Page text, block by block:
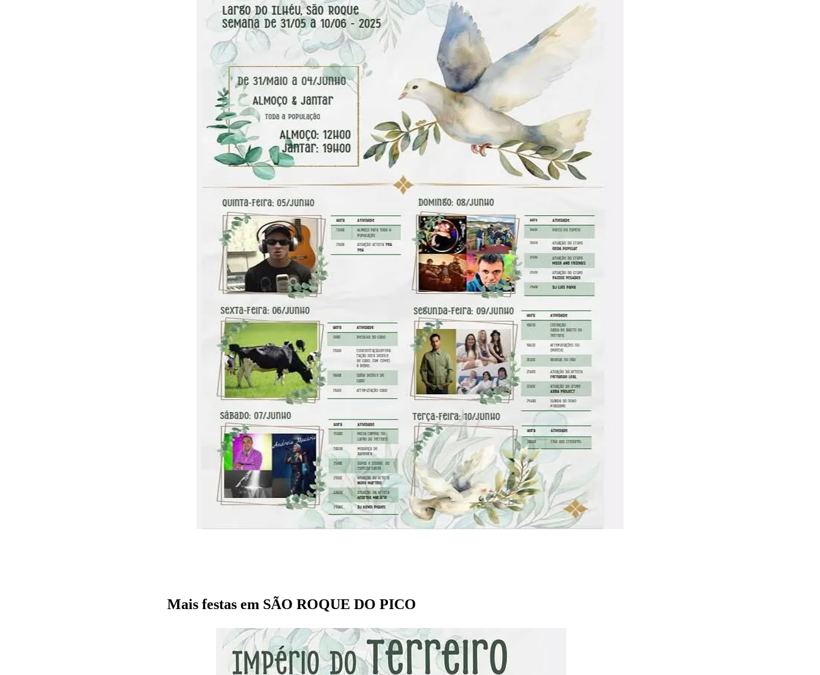
Mais festas em SÃO ROQUE DO PICO